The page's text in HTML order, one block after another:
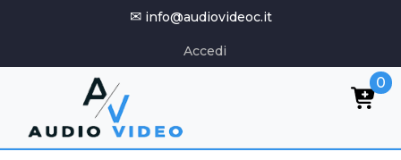
✉ info@audiovideoc.it
Accedi
0